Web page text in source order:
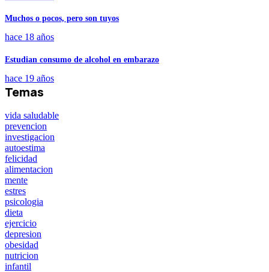
Muchos o pocos, pero son tuyos
hace 18 años
Estudian consumo de alcohol en embarazo
hace 19 años
Temas
vida saludable
prevencion
investigacion
autoestima
felicidad
alimentacion
mente
estres
psicologia
dieta
ejercicio
depresion
obesidad
nutricion
infantil